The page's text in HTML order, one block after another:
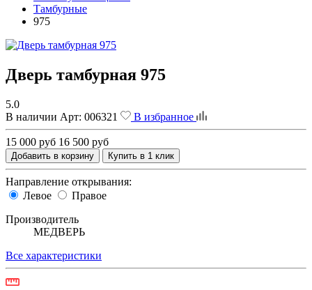
Тамбурные
975
Дверь тамбурная 975
5.0
В наличии Арт: 006321 В избранное
15 000 руб 16 500 руб
Добавить в корзину Купить в 1 клик
Направление открывания:
Левое
Правое
Производитель
МЕДВЕРЬ
Все характеристики